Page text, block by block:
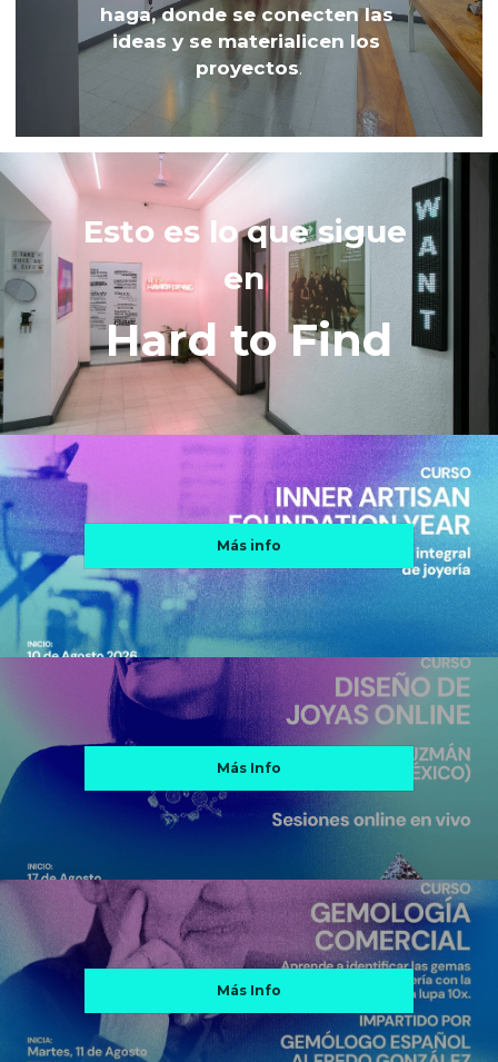
haga, donde se conecten las
ideas y se materialicen los
proyectos.
Esto es lo que sigue
en
Hard to Find
Más info
Más Info
Más Info